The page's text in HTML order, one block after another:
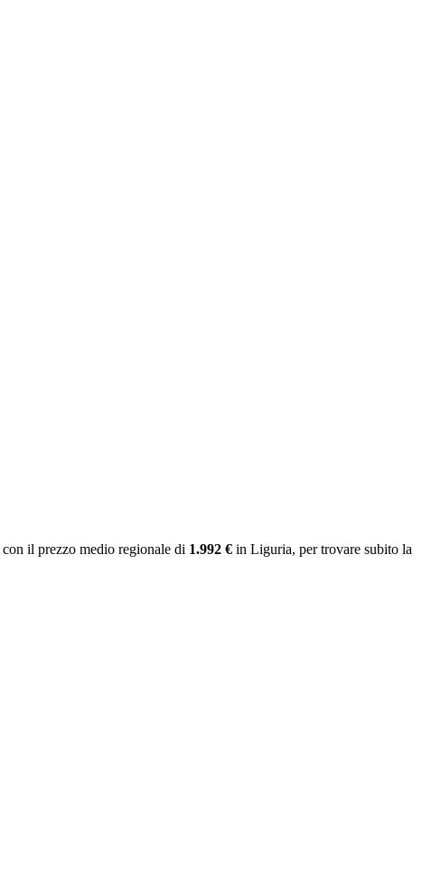
con il prezzo medio regionale di 1.992 € in Liguria, per trovare subito la